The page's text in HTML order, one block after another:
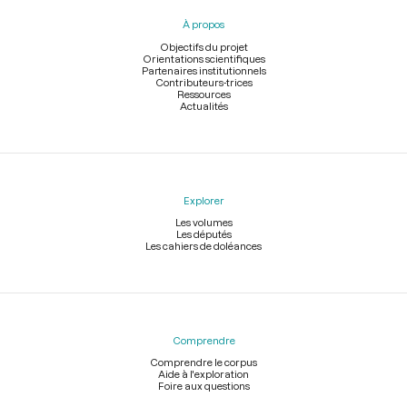
À propos
Objectifs du projet
Orientations scientifiques
Partenaires institutionnels
Contributeurs-trices
Ressources
Actualités
Explorer
Les volumes
Les députés
Les cahiers de doléances
Comprendre
Comprendre le corpus
Aide à l'exploration
Foire aux questions